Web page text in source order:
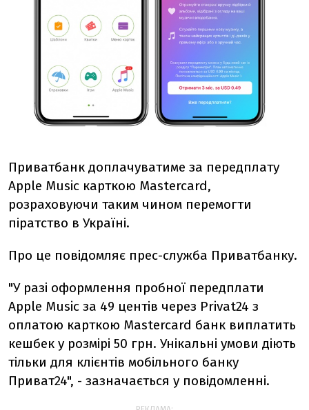
Приватбанк доплачуватиме за передплату
Apple Music карткою Mastercard,
розраховуючи таким чином перемогти
піратство в Україні.
Про це повідомляє прес-служба Приватбанку.
"У разі оформлення пробної передплати
Apple Music за 49 центів через Privat24 з
оплатою карткою Mastercard банк виплатить
кешбек у розмірі 50 грн. Унікальні умови діють
тільки для клієнтів мобільного банку
Приват24", - зазначається у повідомленні.